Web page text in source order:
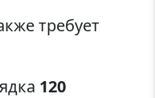
требует
120